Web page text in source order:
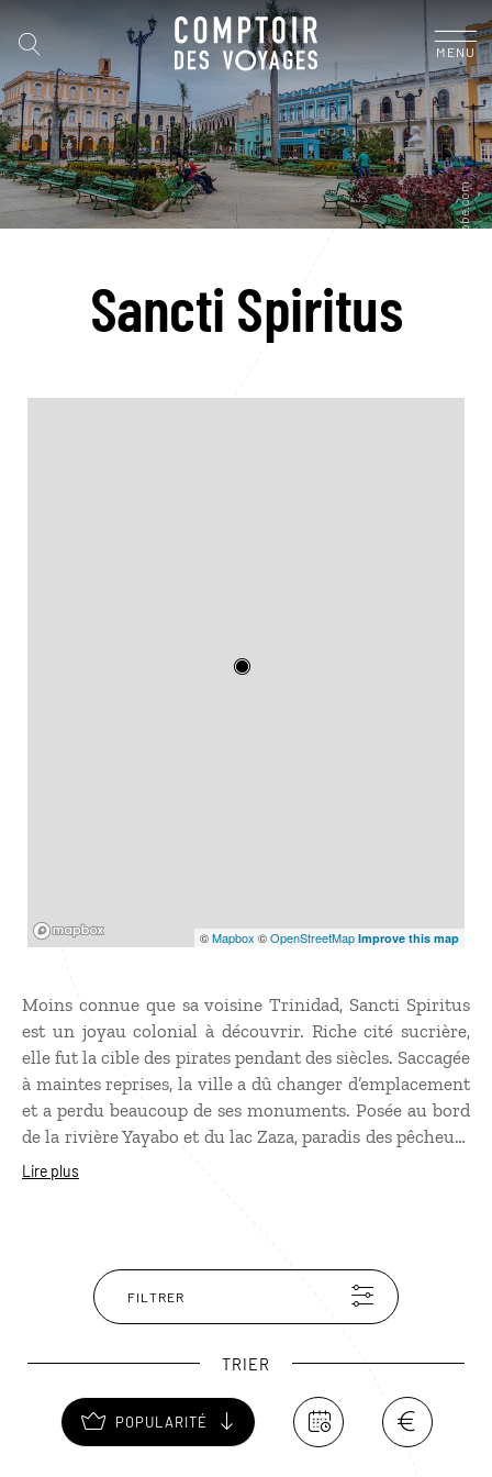
MENU
Sancti Spiritus
©Mapbox ©OpenStreetMap Improve this map
Moins connue que sa voisine Trinidad, Sancti Spiritus
est un joyau colonial à découvrir. Riche cité sucrière,
elle fut la cible des pirates pendant des siècles. Saccagée
à maintes reprises, la ville a dû changer d’emplacement
et a perdu beaucoup de ses monuments. Posée au bord
de la rivière Yayabo et du lac Zaza, paradis des pêcheurs
cubains, Sancti Spiritus a conservé un centre
A voir : le Museo de Arte Colonial. Cette demeure d’un
riche négociant est très instructive sur la vie à Cuba au
XVIIIe siècle.
Lire plus
FILTRER
TRIER
POPULARITÉ